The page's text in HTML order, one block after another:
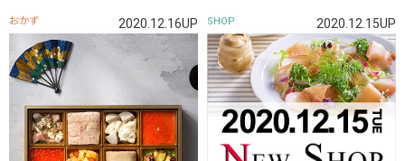
おかず 2020.12.16UP SHOP 2020.12.15UP